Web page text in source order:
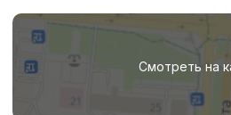
Смотреть на